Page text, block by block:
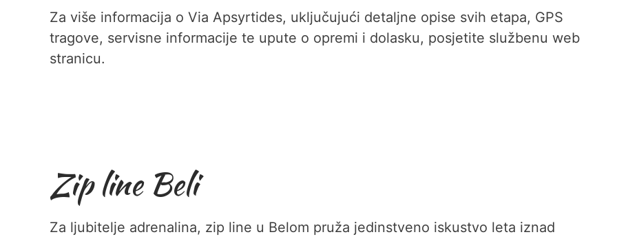
Za više informacija o Via Apsyrtides, uključujući detaljne opise svih etapa, GPS
tragove, servisne informacije te upute o opremi i dolasku, posjetite službenu web
stranicu.
Zip line Beli
Za ljubitelje adrenalina, zip line u Belom pruža jedinstveno iskustvo leta iznad